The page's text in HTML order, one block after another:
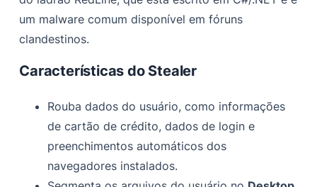
um malware comum disponível em fóruns
clandestinos.
Características do Stealer
Rouba dados do usuário, como informações
de cartão de crédito, dados de login e
preenchimentos automáticos dos
navegadores instalados.